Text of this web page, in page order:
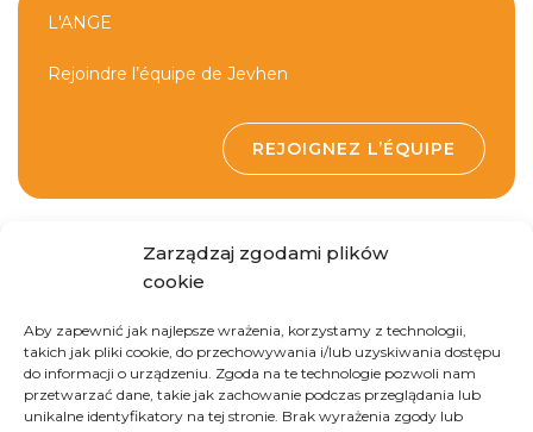
Zarządzaj zgodami plików
cookie
Aby zapewnić jak najlepsze wrażenia, korzystamy z technologii,
takich jak pliki cookie, do przechowywania i/lub uzyskiwania dostępu
do informacji o urządzeniu. Zgoda na te technologie pozwoli nam
przetwarzać dane, takie jak zachowanie podczas przeglądania lub
unikalne identyfikatory na tej stronie. Brak wyrażenia zgody lub
Ukraine
L'ANGE
Rejoindre l’équipe de Jevhen
REJOIGNEZ L’ÉQUIPE